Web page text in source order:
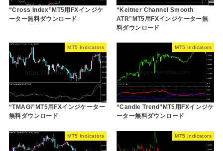
“Cross Index”MT5用FXインジケ
ーター無料ダウンロード
“Keltner Channel Smooth
ATR”MT5用FXインジケーター無
料ダウンロード
MT5 Indicators
“TMAGi”MT5用FXインジケーター
無料ダウンロード
MT5 Indicators
“Candle Trend”MT5用FXインジケ
ーター無料ダウンロード
MT5 Indicators MT5 Indicators